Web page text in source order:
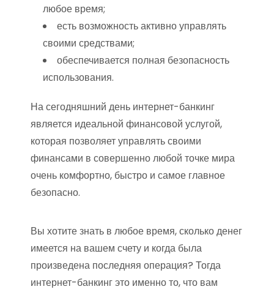
любое время;
есть возможность активно управлять
своими средствами;
обеспечивается полная безопасность
использования.
На сегодняшний день интернет-банкинг
является идеальной финансовой услугой,
которая позволяет управлять своими
финансами в совершенно любой точке мира
очень комфортно, быстро и самое главное
безопасно.
Вы хотите знать в любое время, сколько денег
имеется на вашем счету и когда была
произведена последняя операция? Тогда
интернет-банкинг это именно то, что вам